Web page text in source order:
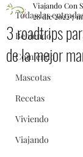
Todas las
Bebiendo
Comiendo
Mascotas
Recetas
Viviendo
Viajando
3 roadtrips
de la mejor
Viajando Con
28 dic 20227